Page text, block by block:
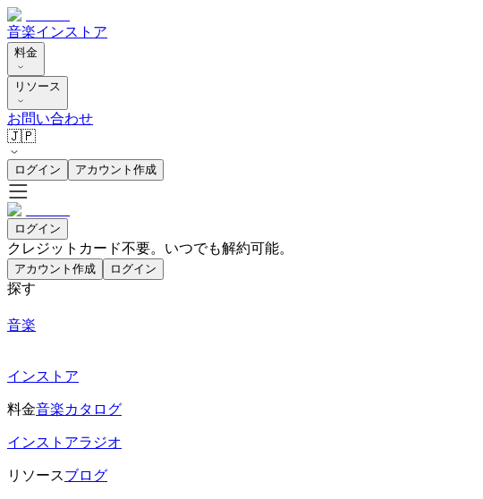
音楽インストア
料金
リソース
お問い合わせ
🇯🇵
ログイン アカウント作成
ログイン
クレジットカード不要。いつでも解約可能。
アカウント作成 ログイン
探す
音楽
インストア
料金音楽カタログ
インストアラジオ
リソースブログ